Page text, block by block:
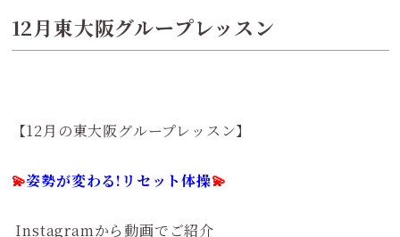
12月東大阪グループレッスン
【12月の東大阪グループレッスン】
💫姿勢が変わる!リセット体操💫
Instagramから動画でご紹介